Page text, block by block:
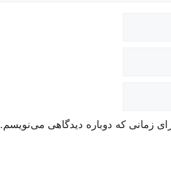
زمانی که دوباره دیدگاهی می‌نویسم.